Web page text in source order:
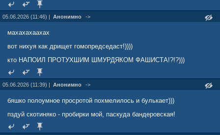
05.06.2026 (11:46) | Анонимно ->
махахахаахах
вот нихуя как дрищет гомопредседаст!))))
кто НАПОИЛ ПРОТУХШИМ ШМУРДЯКОМ ФАШИСТА!?!?)))
05.06.2026 (11:39) | Анонимно ->
бяшко полоумное просротой похмелилось и булькает)))
пздуй скотиняко - пробирки мой, паскуда бандеровская!